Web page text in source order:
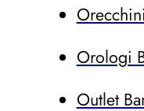
Orologi
Outlet